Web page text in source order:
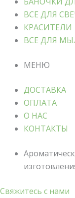
ВСЕ ДЛЯ
КРАСИТЕЛИ
ВСЕ ДЛЯ
МЕНЮ
ДОСТАВКА
ОПЛАТА
О НАС
КОНТАКТЫ
Свяжитесь с нами